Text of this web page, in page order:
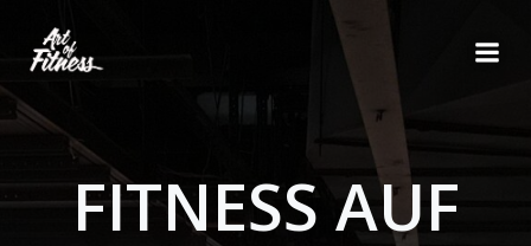
FITNESS AUF